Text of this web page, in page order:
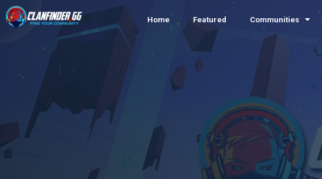
Home Featured Communities